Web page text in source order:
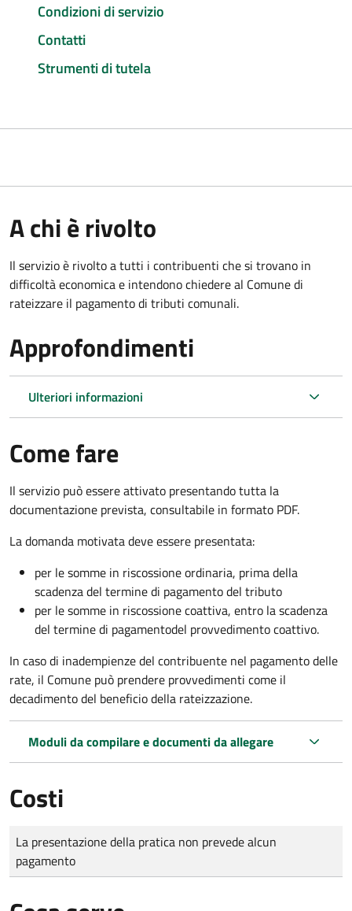
Condizioni di servizio
Contatti
Strumenti di tutela
A chi è rivolto
Il servizio è rivolto a tutti i contribuenti che si trovano in
difficoltà economica e intendono chiedere al Comune di
rateizzare il pagamento di tributi comunali.
Approfondimenti
Ulteriori informazioni
Come fare
Il servizio può essere attivato presentando tutta la
documentazione prevista, consultabile in formato PDF.
La domanda motivata deve essere presentata:
per le somme in riscossione ordinaria, prima della
scadenza del termine di pagamento del tributo
per le somme in riscossione coattiva, entro la scadenza
del termine di pagamentodel provvedimento coattivo.
In caso di inadempienze del contribuente nel pagamento delle
rate, il Comune può prendere provvedimenti come il
decadimentodel beneficio della rateizzazione.
Moduli da compilare e documenti da allegare
Costi
Tipo di pagamento
Importo
La presentazione della pratica non prevede alcun
pagamento